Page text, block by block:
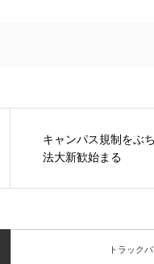
キャンパス規制をぶ
法大新歓始まる
トラック